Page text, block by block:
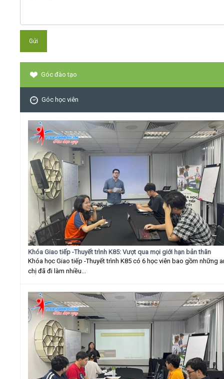
Góc đào tạo
Góc học viên
Khóa Giao tiếp -Thuyết trình K85: Vượt qua mọi giới hạn bản thân
Khóa học Giao tiếp -Thuyết trình K85 có 6 học viên bao gồm những
chị đã đi làm nhiều...